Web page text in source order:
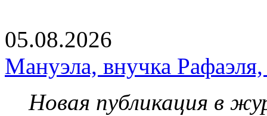
05.08.2026
Мануэла, внучка
Новая публикация в